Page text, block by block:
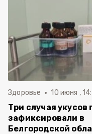
Здоровье 10 июня ,
Три случая укусов
зафиксировали в
Белгородской